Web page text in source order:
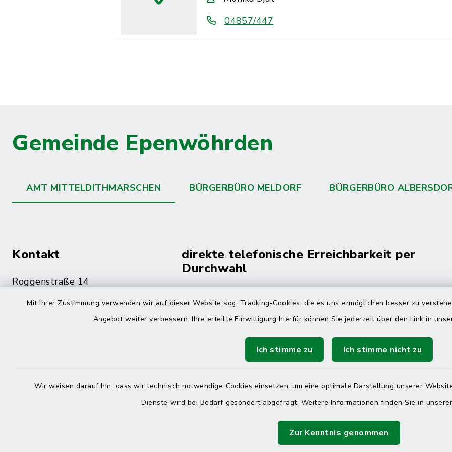
Mit Ihrer Zustimmung verwenden wir auf dieser Website sog. Tracking-Cookies, die es uns ermöglichen besser zu
Angebot weiter verbessern. Ihre erteilte Einwilligung hierfür können Sie jederzeit über den Link in
Ich stimme zu Ich stimme nicht zu
Wir weisen darauf hin, dass wir technisch notwendige Cookies einsetzen, um eine optimale Darstellung unserer
Dienste wird bei Bedarf gesondert abgefragt. Weitere Informationen finden Sie in
Zur Kenntnis genommen
04857/447
Gemeinde Epenwöhrden
AMT MITTELDITHMARSCHEN BÜRGERBÜRO MELDORF BÜRGERBÜRO
Kontakt
Roggenstraße 14
25704 Meldorf
Amt Mitteldithmarschen
direkte telefonische Erreichbarkeit per
Durchwahl
Montag - Donnerstag
08:00 Uhr – 12:00 Uhr
14:00 Uhr – 16:00 Uhr
Online-Terminvereinbarung
keinen zeitnahen Termin? Rufen Sie uns gerne unter der
Telefonnummer 04832 6065 0 an!